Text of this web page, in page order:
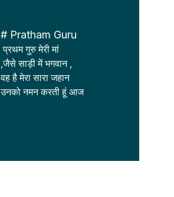
# Pratham Guru
प्रथम गुरु मेरी मां
,जैसे साड़ी में भगवान ,
वह है मेरा सारा जहान
उनको नमन करती हूं आज